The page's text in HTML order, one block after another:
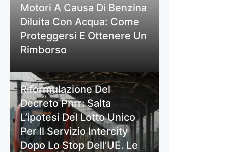
Motori A Causa Di Benzina
Diluita Con Acqua: Come
Proteggersi E Ottenere Un
Rimborso
Riformulazione Del
Decreto Pnrr: Salta
L’ipotesi Del Lotto Unico
Per Il Servizio Intercity
Dopo Lo Stop Dell’UE. Le